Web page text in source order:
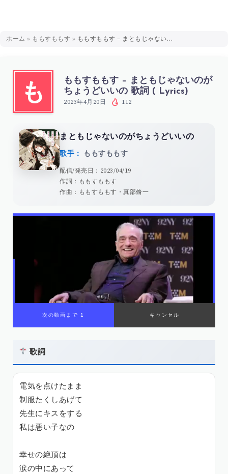
ホーム » ももすももす » ももすももす – まともじゃないのがちょうどいいの 歌詞 ( Lyrics)
も
ももすももす – まともじゃないのが
ちょうどいいの 歌詞 ( Lyrics)
2023年4月20日 112
まともじゃないのがちょうどいいの
歌手： ももすももす
配信/発売日：2023/04/19
作詞：ももすももす
作曲：ももすももす・真部脩一
00:00/ 01:08
歌詞
電気を点けたまま
制服たくしあげて
先生にキスをする
私は悪い子なの
幸せの絶頂は
涙の中にあって